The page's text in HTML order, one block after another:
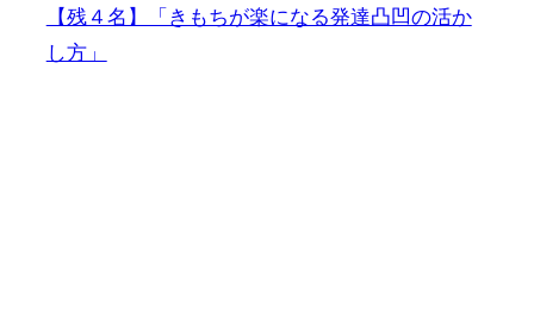
【残４名】「きもちが楽になる発達凸凹の活か
し方」